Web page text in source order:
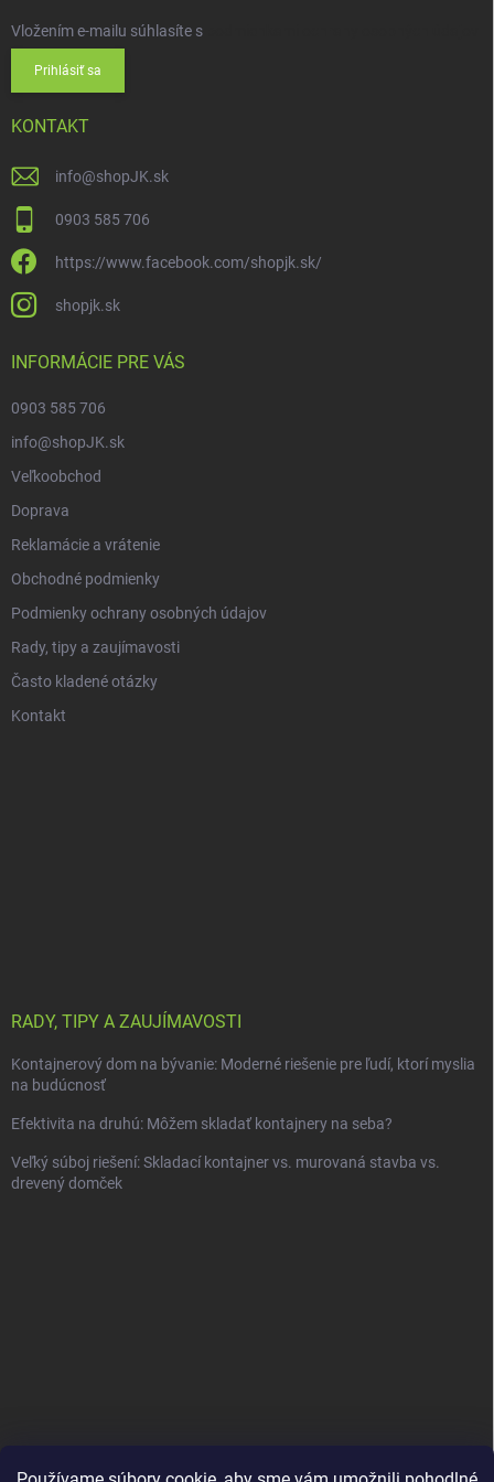
Vložením e-mailu súhlasíte s
Prihlásiť sa
KONTAKT
info@shopJK.sk
0903 585 706
https://www.facebook.com/shopjk.sk/
shopjk.sk
INFORMÁCIE PRE VÁS
0903 585 706
info@shopJK.sk
Veľkoobchod
Doprava
Reklamácie a vrátenie
Obchodné podmienky
Podmienky ochrany osobných údajov
Rady, tipy a zaujímavosti
Často kladené otázky
Kontakt
RADY, TIPY A ZAUJÍMAVOSTI
Kontajnerový dom na bývanie: Moderné riešenie pre ľudí, ktorí myslia
na budúcnosť
Efektivita na druhú: Môžem skladať kontajnery na seba?
Veľký súboj riešení: Skladací kontajner vs. murovaná stavba vs.
drevený domček